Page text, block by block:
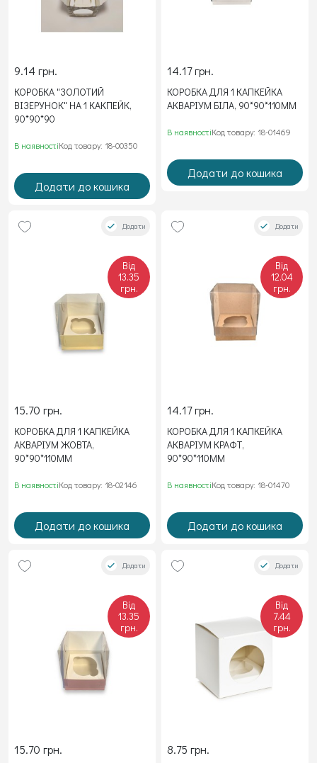
9.14 грн.
КОРОБКА "ЗОЛОТИЙ
ВІЗЕРУНОК" НА 1 КАКПЕЙК,
90*90*90
В наявностіКод товару: 18-00350
Додати до кошика
14.17 грн.
КОРОБКА ДЛЯ 1 КАПКЕЙКА
АКВАРІУМ БІЛА, 90*90*110ММ
В наявностіКод товару: 18-01469
Додати до кошика
Додати
Від
13.35
грн.
15.70 грн.
КОРОБКА ДЛЯ 1 КАПКЕЙКА
АКВАРІУМ ЖОВТА,
90*90*110ММ
В наявностіКод товару: 18-02146
Додати до кошика
Додати
Від
12.04
грн.
14.17 грн.
КОРОБКА ДЛЯ 1 КАПКЕЙКА
АКВАРІУМ КРАФТ,
90*90*110ММ
В наявностіКод товару: 18-01470
Додати до кошика
Додати
Від
13.35
грн.
15.70 грн.
Додати
Від
7.44
грн.
8.75 грн.